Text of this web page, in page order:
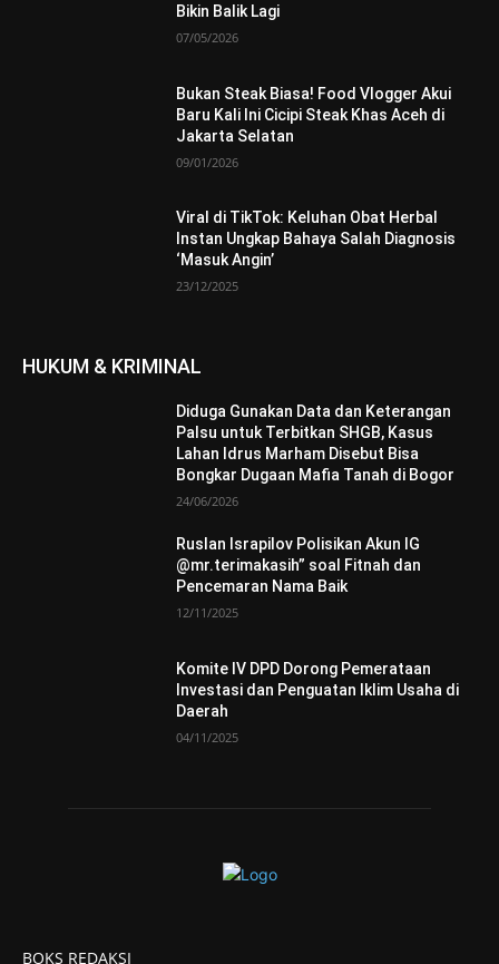
Bikin Balik Lagi
07/05/2026
Bukan Steak Biasa! Food Vlogger Akui
Baru Kali Ini Cicipi Steak Khas Aceh di
Jakarta Selatan
09/01/2026
Viral di TikTok: Keluhan Obat Herbal
Instan Ungkap Bahaya Salah Diagnosis
‘Masuk Angin’
23/12/2025
HUKUM & KRIMINAL
Diduga Gunakan Data dan Keterangan
Palsu untuk Terbitkan SHGB, Kasus
Lahan Idrus Marham Disebut Bisa
Bongkar Dugaan Mafia Tanah di Bogor
24/06/2026
Ruslan Israpilov Polisikan Akun IG
@mr.terimakasih” soal Fitnah dan
Pencemaran Nama Baik
12/11/2025
Komite IV DPD Dorong Pemerataan
Investasi dan Penguatan Iklim Usaha di
Daerah
04/11/2025
BOKS REDAKSI